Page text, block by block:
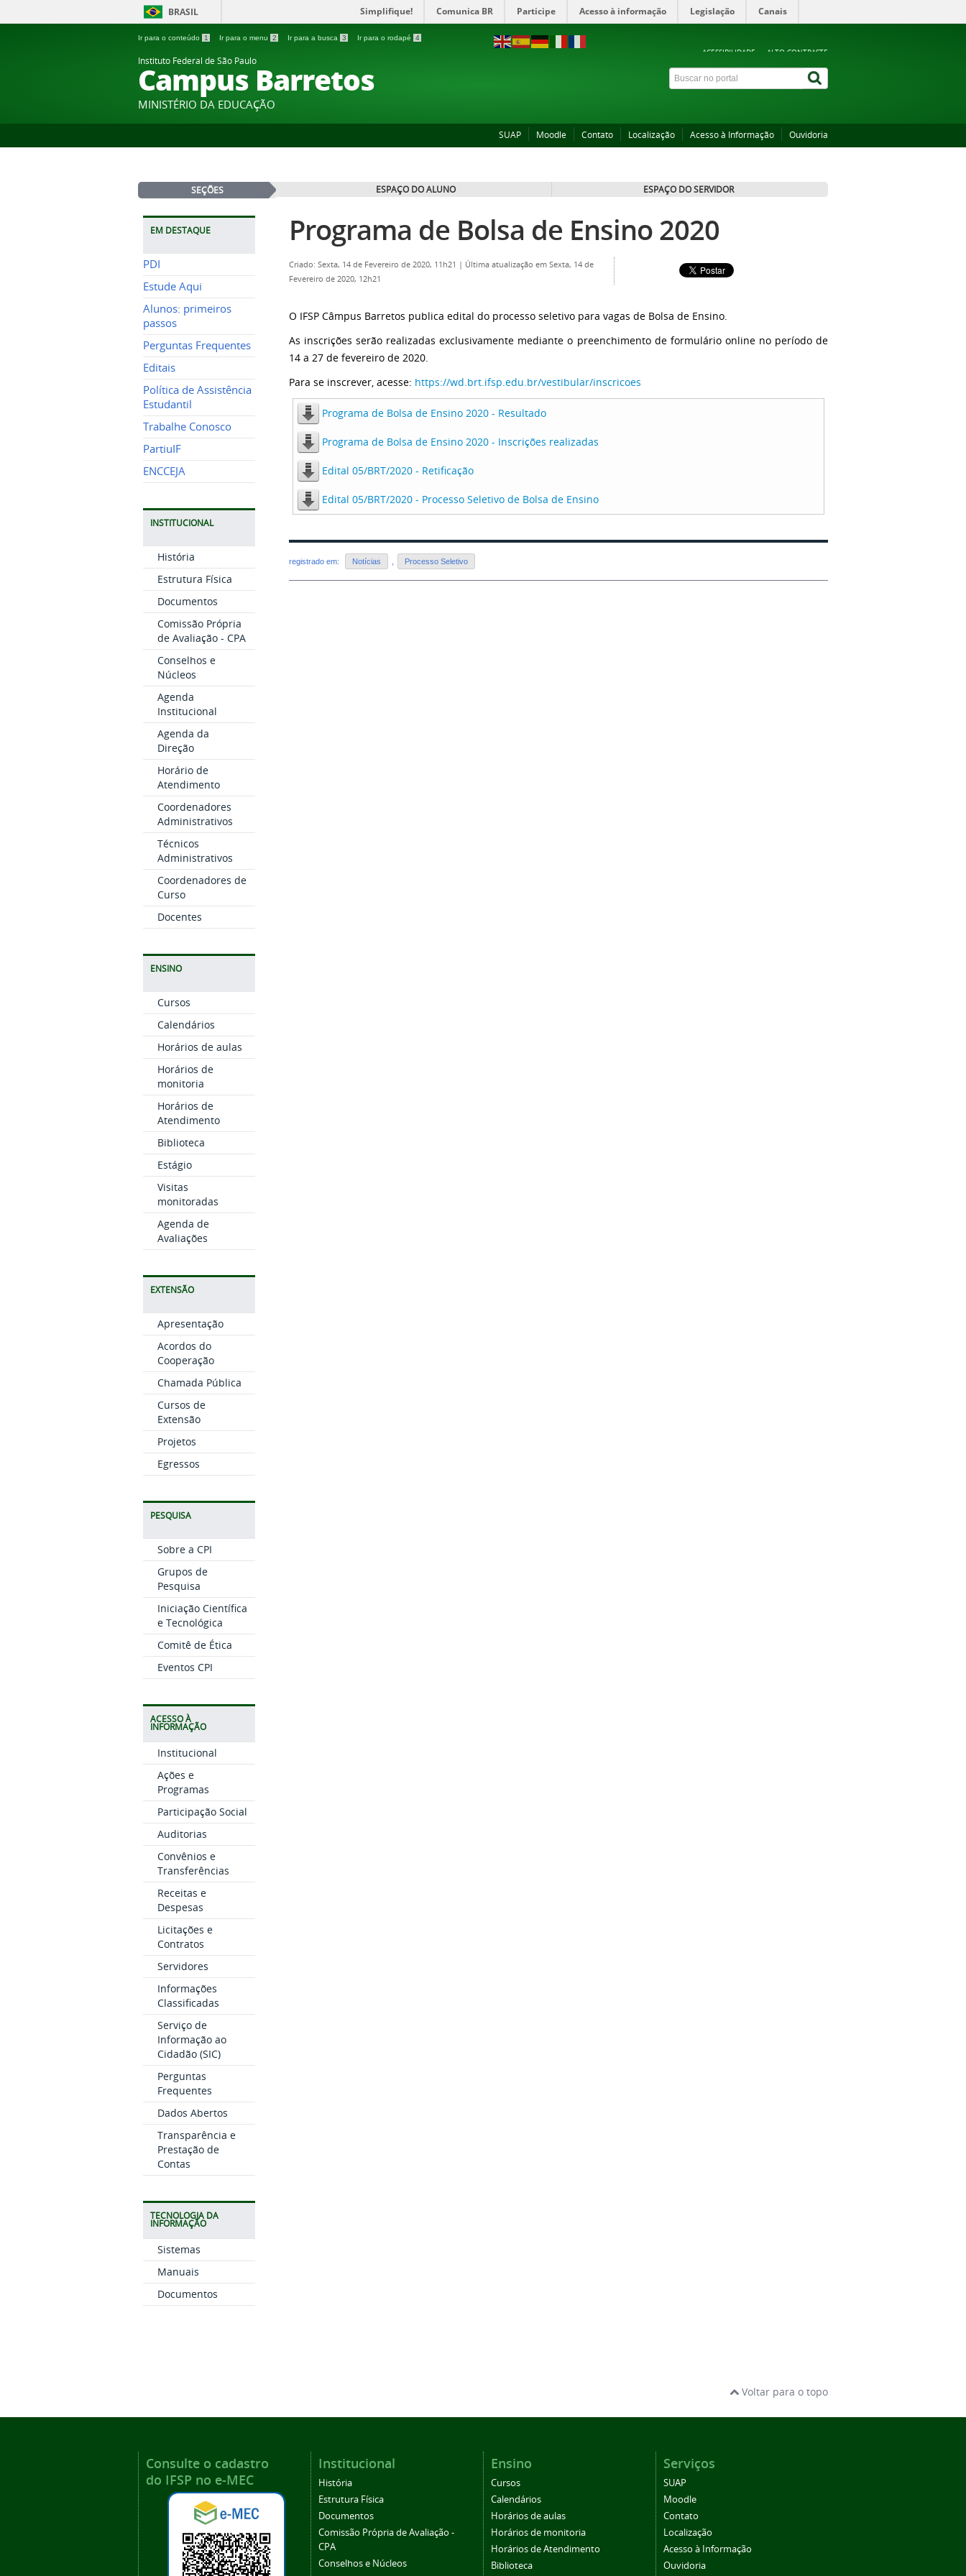
BRASIL Simplifique! Comunica BR Participe Acesso à informação Legislação Canais
Ir para o conteúdo 1 Ir para o menu 2 Ir para a busca 3 Ir para o rodapé 4
ACESSIBILIDADE ALTO CONTRASTE
Instituto Federal de São Paulo
Campus Barretos
MINISTÉRIO DA EDUCAÇÃO
SUAP Moodle Contato Localização Acesso à Informação Ouvidoria
SEÇÕES ESPAÇO DO ALUNO ESPAÇO DO SERVIDOR
EM DESTAQUE
PDI
Estude Aqui
Alunos: primeiros
passos
Perguntas Frequentes
Editais
Política de Assistência
Estudantil
Trabalhe Conosco
PartiuIF
ENCCEJA
INSTITUCIONAL
História
Estrutura Física
Documentos
Comissão Própria
de Avaliação - CPA
Conselhos e
Núcleos
Agenda
Institucional
Agenda da
Direção
Horário de
Atendimento
Coordenadores
Administrativos
Técnicos
Administrativos
Coordenadores de
Curso
Docentes
ENSINO
Cursos
Calendários
Horários de aulas
Horários de
monitoria
Horários de
Atendimento
Biblioteca
Estágio
Visitas
monitoradas
Agenda de
Avaliações
EXTENSÃO
Apresentação
Acordos do
Cooperação
Chamada Pública
Cursos de
Extensão
Projetos
Egressos
PESQUISA
Sobre a CPI
Grupos de
Pesquisa
Iniciação Científica
e Tecnológica
Comitê de Ética
Eventos CPI
ACESSO À
INFORMAÇÃO
Institucional
Ações e
Programas
Participação Social
Auditorias
Convênios e
Transferências
Receitas e
Despesas
Licitações e
Contratos
Servidores
Informações
Classificadas
Serviço de
Informação ao
Cidadão (SIC)
Perguntas
Frequentes
Dados Abertos
Transparência e
Prestação de
Contas
TECNOLOGIA DA
INFORMAÇÃO
Sistemas
Manuais
Documentos
Programa de Bolsa de Ensino 2020
Criado: Sexta, 14 de Fevereiro de 2020, 11h21 | Última atualização em Sexta, 14 de
Fevereiro de 2020, 12h21
O IFSP Câmpus Barretos publica edital do processo seletivo para vagas de Bolsa de Ensino.
As inscrições serão realizadas exclusivamente mediante o preenchimento de formulário online no período de
14 a 27 de fevereiro de 2020.
Para se inscrever, acesse: https://wd.brt.ifsp.edu.br/vestibular/inscricoes
Programa de Bolsa de Ensino 2020 - Resultado
Programa de Bolsa de Ensino 2020 - Inscrições realizadas
Edital 05/BRT/2020 - Retificação
Edital 05/BRT/2020 - Processo Seletivo de Bolsa de Ensino
registrado em: Notícias Processo Seletivo
Voltar para o topo
Consulte o cadastro
do IFSP no e-MEC
Institucional
História
Estrutura Física
Documentos
Comissão Própria de Avaliação -
CPA
Conselhos e Núcleos
Ensino
Cursos
Calendários
Horários de aulas
Horários de monitoria
Horários de Atendimento
Biblioteca
Serviços
SUAP
Moodle
Contato
Localização
Acesso à Informação
Ouvidoria